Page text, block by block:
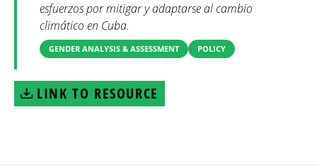
esfuerzos por mitigar y adaptarse al cambio
climático en Cuba.
GENDER ANALYSIS & ASSESSMENT POLICY
LINK TO RESOURCE